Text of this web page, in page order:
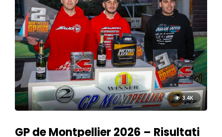
3.4K
GP de Montpellier 2026 – Risultati